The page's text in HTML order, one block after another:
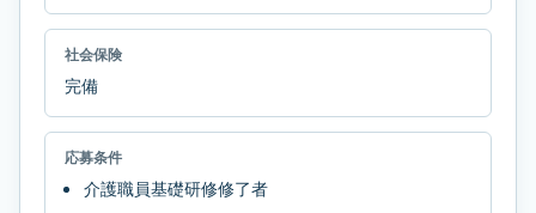
社会保険
完備
応募条件
介護職員基礎研修修了者